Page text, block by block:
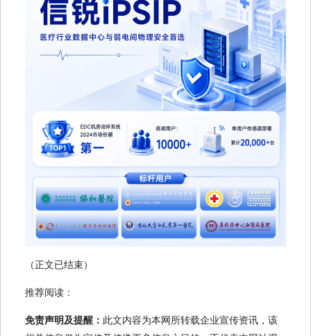
（正文已结束）
推荐阅读：
免责声明及提醒： 此文内容为本网所转载企业宣传资讯，该